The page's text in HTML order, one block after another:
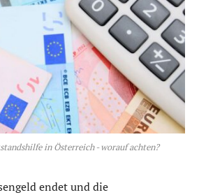
in Österreich - worauf achten?
endet und die